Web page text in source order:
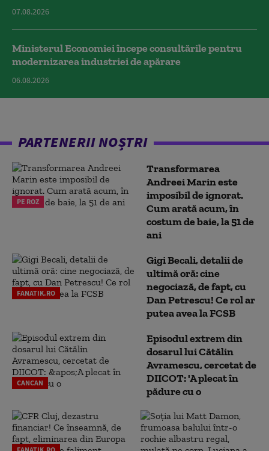
07.08.2026
Ministerul Economiei începe consultările pentru
modernizarea industriei de apărare
06.08.2026
PARTENERII NOȘTRI
PE ROZ
Transformarea
Andreei Marin este
imposibil de ignorat.
Cum arată acum, în
costum de baie, la 51 de
ani
FANATIK.RO
Gigi Becali, detalii de
ultimă oră: cine
negociază, de fapt, cu
Dan Petrescu! Ce rol ar
putea avea la FCSB
CANCAN
Episodul extrem din
dosarul lui Cătălin
Avramescu, cercetat de
DIICOT: 'A plecat în
pădure cu o